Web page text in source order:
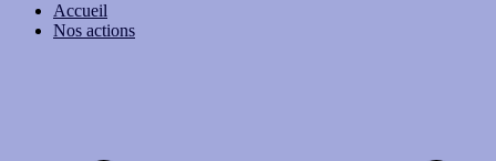
navigationAccueil
Nos actions